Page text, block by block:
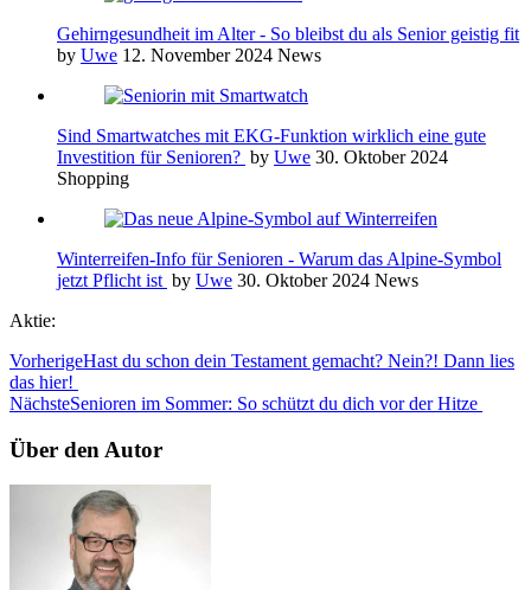
Gehirngesundheit im Alter - So bleibst du als Senior geistig fit
by Uwe 12. November 2024 News
Sind Smartwatches mit EKG-Funktion wirklich eine gute
Investition für Senioren? by Uwe 30. Oktober 2024
Shopping
Winterreifen-Info für Senioren - Warum das Alpine-Symbol
jetzt Pflicht ist by Uwe 30. Oktober 2024 News
Aktie:
VorherigeHast du schon dein Testament gemacht? Nein?! Dann lies
das hier!
NächsteSenioren im Sommer: So schützt du dich vor der Hitze
Über den Autor